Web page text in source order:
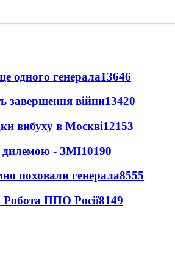
одного генерала13646
завершення війни13420
вибуху в Москві12153
дилемою - ЗМІ10190
поховали генерала8555
ППО Росії8149